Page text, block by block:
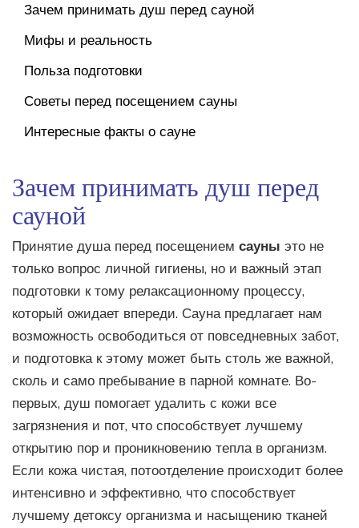
Зачем принимать душ перед сауной
Мифы и реальность
Польза подготовки
Советы перед посещением сауны
Интересные факты о сауне
Зачем принимать душ перед
сауной
Принятие душа перед посещением сауны это не
только вопрос личной гигиены, но и важный этап
подготовки к тому релаксационному процессу,
который ожидает впереди. Сауна предлагает нам
возможность освободиться от повседневных забот,
и подготовка к этому может быть столь же важной,
сколь и само пребывание в парной комнате. Во-
первых, душ помогает удалить с кожи все
загрязнения и пот, что способствует лучшему
открытию пор и проникновению тепла в организм.
Если кожа чистая, потоотделение происходит более
интенсивно и эффективно, что способствует
лучшему детоксу организма и насыщению тканей